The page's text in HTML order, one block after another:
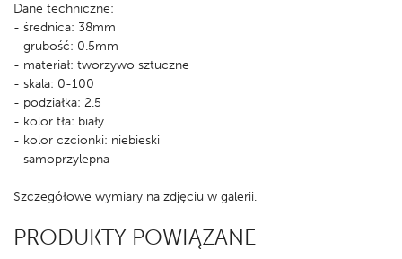
Dane techniczne:
- średnica: 38mm
- grubość: 0.5mm
- materiał: tworzywo sztuczne
- skala: 0-100
- podziałka: 2.5
- kolor tła: biały
- kolor czcionki: niebieski
- samoprzylepna
Szczegółowe wymiary na zdjęciu w galerii.
PRODUKTY POWIĄZANE